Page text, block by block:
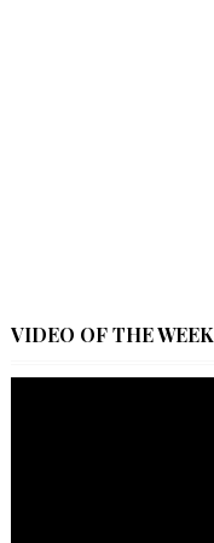
VIDEO OF THE WEEK